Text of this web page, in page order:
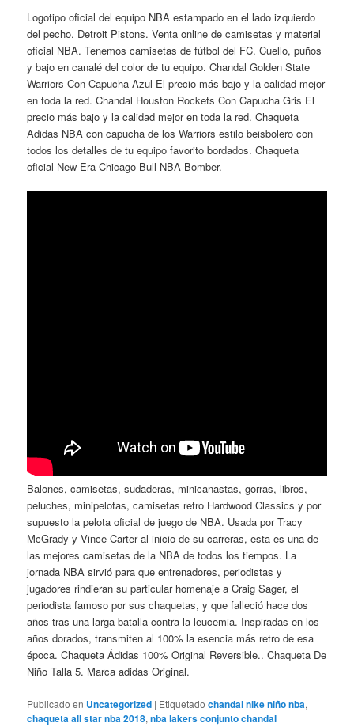
Logotipo oficial del equipo NBA estampado en el lado izquierdo
del pecho. Detroit Pistons. Venta online de camisetas y material
oficial NBA. Tenemos camisetas de fútbol del FC. Cuello, puños
y bajo en canalé del color de tu equipo. Chandal Golden State
Warriors Con Capucha Azul El precio más bajo y la calidad mejor
en toda la red. Chandal Houston Rockets Con Capucha Gris El
precio más bajo y la calidad mejor en toda la red. Chaqueta
Adidas NBA con capucha de los Warriors estilo beisbolero con
todos los detalles de tu equipo favorito bordados. Chaqueta
oficial New Era Chicago Bull NBA Bomber.
Balones, camisetas, sudaderas, minicanastas, gorras, libros,
peluches, minipelotas, camisetas retro Hardwood Classics y por
supuesto la pelota oficial de juego de NBA. Usada por Tracy
McGrady y Vince Carter al inicio de su carreras, esta es una de
las mejores camisetas de la NBA de todos los tiempos. La
jornada NBA sirvió para que entrenadores, periodistas y
jugadores rindieran su particular homenaje a Craig Sager, el
periodista famoso por sus chaquetas, y que falleció hace dos
años tras una larga batalla contra la leucemia. Inspiradas en los
años dorados, transmiten al 100% la esencia más retro de esa
época. Chaqueta Ádidas 100% Original Reversible.. Chaqueta De
Niño Talla 5. Marca adidas Original.
Publicado en Uncategorized | Etiquetado chandal nike niño nba,
chaqueta all star nba 2018,nba lakers conjunto chandal